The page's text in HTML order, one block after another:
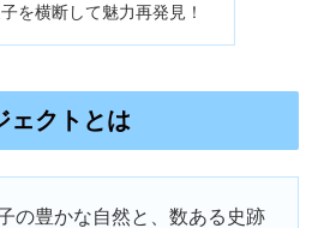
を横断して魅力再発見！
ェクトとは
の豊かな自然と、数ある史跡